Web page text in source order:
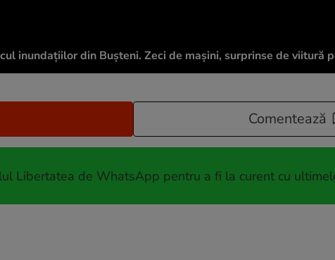
inundațiilor din Bușteni. Zeci de mașini, surprinse de viitură
Comentează
Libertatea de WhatsApp pentru a fi la curent cu